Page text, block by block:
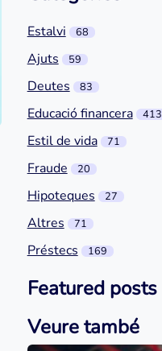
Estalvi 68
Ajuts 59
Deutes 83
Educació financera 413
Estil de vida 71
Fraude 20
Hipoteques 27
Altres 71
Préstecs 169
Featured posts
Veure també